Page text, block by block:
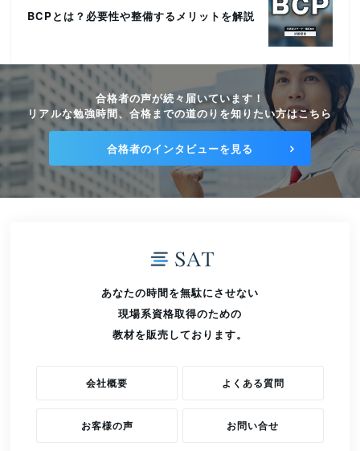
BCPとは？必要性や整備するメリットを解説
合格者の声が続々届いています！
リアルな勉強時間、合格までの道のりを知りたい方はこちら
合格者のインタビューを見る
あなたの時間を無駄にさせない
現場系資格取得のための
教材を販売しております。
会社概要 よくある質問
お客様の声 お問い合せ